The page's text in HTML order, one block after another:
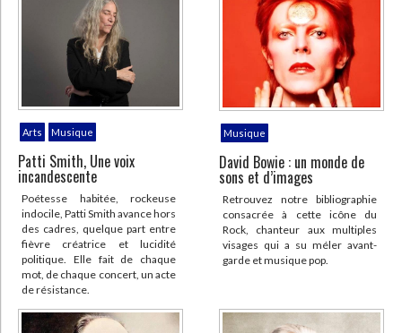
Arts Musique
Patti Smith, Une voix
incandescente
Poétesse habitée, rockeuse
indocile, Patti Smith avance hors
des cadres, quelque part entre
fièvre créatrice et lucidité
politique. Elle fait de chaque
mot, de chaque concert, un acte
de résistance.
Musique
David Bowie : un monde de
sons et d’images
Retrouvez notre bibliographie
consacrée à cette icône du
Rock, chanteur aux multiples
visages qui a su méler avant-
garde et musique pop.